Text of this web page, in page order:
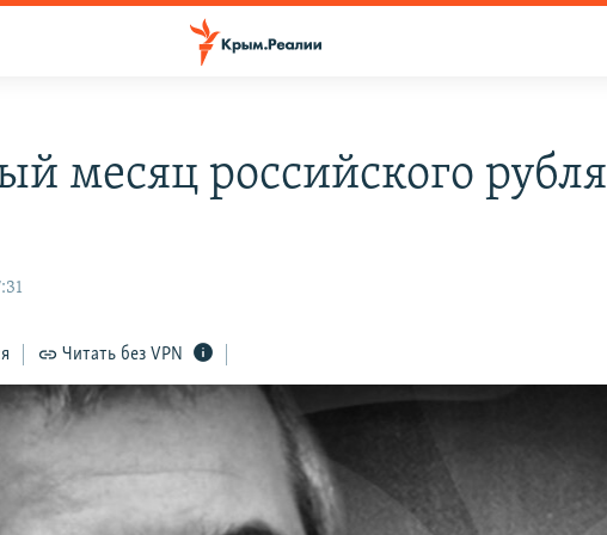
месяц российского рубля
Читать без VPN